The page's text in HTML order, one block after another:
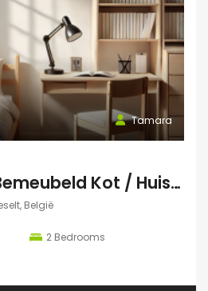
Tamara
Groot (80m²) Bemeubeld Kot / Huis (volledig privé) Diepenbeek
België
2 Bedrooms